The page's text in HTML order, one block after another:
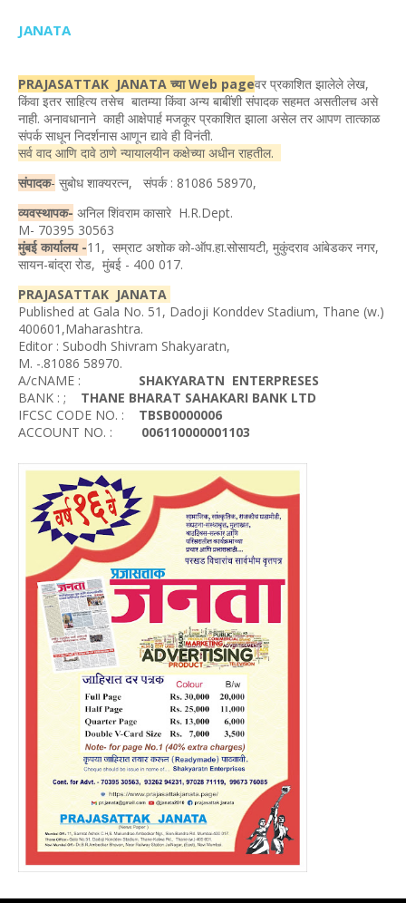
JANATA
PRAJASATTAK JANATA च्या Web pageवर प्रकाशित झालेले लेख,
किंवा इतर साहित्य तसेच बातम्या किंवा अन्य बाबींशी संपादक सहमत असतीलच असे
नाही. अनावधानाने काही आक्षेपार्ह मजकूर प्रकाशित झाला असेल तर आपण तात्काळ
संपर्क साधून निदर्शनास आणून द्यावे ही विनंती.
सर्व वाद आणि दावे ठाणे न्यायालयीन कक्षेच्या अधीन राहतील.
संपादक- सुबोध शाक्यरत्न, संपर्क : 81086 58970,
व्यवस्थापक- अनिल शिंवराम कासारे H.R.Dept.
M- 70395 30563
मुंबई कार्यालय -11, सम्राट अशोक को-ऑप.हा.सोसायटी, मुकुंदराव आंबेडकर नगर,
सायन-बांद्रा रोड, मुंबई - 400 017.
PRAJASATTAK JANATA
Published at Gala No. 51, Dadoji Konddev Stadium, Thane (w.)
400601,Maharashtra.
Editor : Subodh Shivram Shakyaratn,
M. -.81086 58970.
A/cNAME : SHAKYARATN ENTERPRESES
BANK : ; THANE BHARAT SAHAKARI BANK LTD
IFCSC CODE NO. : TBSB0000006
ACCOUNT NO. : 006110000001103